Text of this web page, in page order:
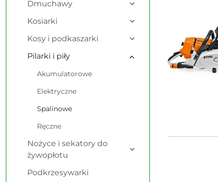
Dmuchawy
Kosiarki
Kosy i podkaszarki
Pilarki i piły
Akumulatorowe
Elektryczne
Spalinowe
Ręczne
Nożyce i sekatory do
żywopłotu
Podkrzesywarki